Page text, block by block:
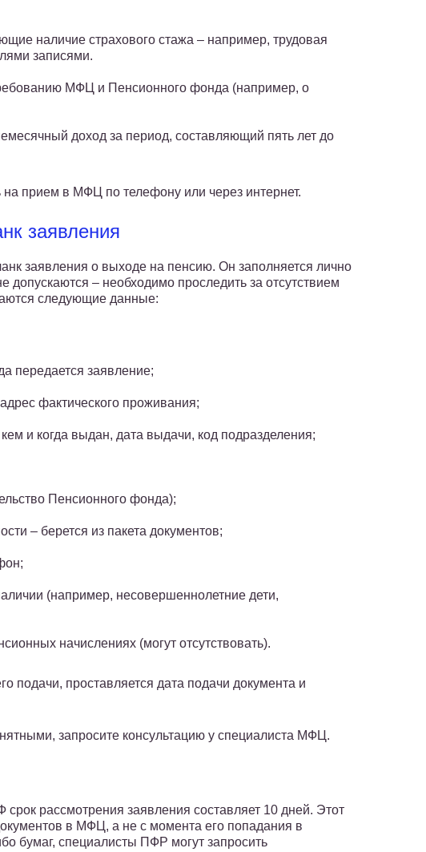
наличие страхового стажа – например, трудовая
записями.
МФЦ и Пенсионного фонда (например, о
доход за период, составляющий пять лет до
прием в МФЦ по телефону или через интернет.
заявления
заявления о выходе на пенсию. Он заполняется лично
– необходимо проследить за отсутствием
следующие данные:
передается заявление;
фактического проживания;
и когда выдан, дата выдачи, код подразделения;
Пенсионного фонда);
– берется из пакета документов;
(например, несовершеннолетние дети,
начислениях (могут отсутствовать).
подачи, проставляется дата подачи документа и
запросите консультацию у специалиста МФЦ.
рассмотрения заявления составляет 10 дней. Этот
в МФЦ, а не с момента его попадания в
бумаг, специалисты ПФР могут запросить